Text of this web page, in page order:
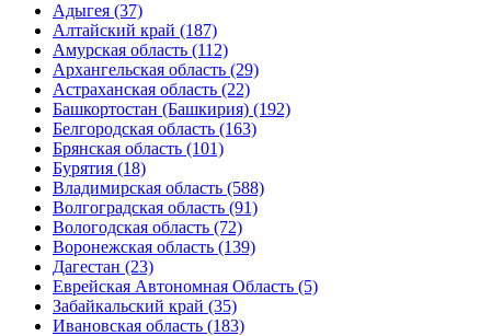
Адыгея (37)
Алтайский край (187)
Амурская область (112)
Архангельская область (29)
Астраханская область (22)
Башкортостан (Башкирия) (192)
Белгородская область (163)
Брянская область (101)
Бурятия (18)
Владимирская область (588)
Волгоградская область (91)
Вологодская область (72)
Воронежская область (139)
Дагестан (23)
Еврейская Автономная Область (5)
Забайкальский край (35)
Ивановская область (183)